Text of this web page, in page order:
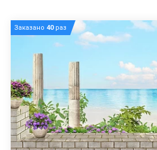
Заказано 40раз